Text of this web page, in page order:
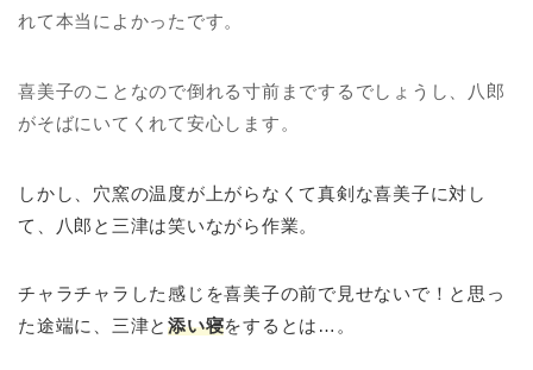
れて本当によかったです。
喜美子のことなので倒れる寸前までするでしょうし、八郎
がそばにいてくれて安心します。
しかし、穴窯の温度が上がらなくて真剣な喜美子に対し
て、八郎と三津は笑いながら作業。
チャラチャラした感じを喜美子の前で見せないで！と思っ
た途端に、三津と添い寝をするとは…。